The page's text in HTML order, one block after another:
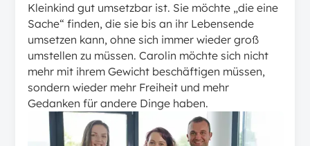
Kleinkind gut umsetzbar ist. Sie möchte „die eine
Sache“ finden, die sie bis an ihr Lebensende
umsetzen kann, ohne sich immer wieder groß
umstellen zu müssen. Carolin möchte sich nicht
mehr mit ihrem Gewicht beschäftigen müssen,
sondern wieder mehr Freiheit und mehr
Gedanken für andere Dinge haben.